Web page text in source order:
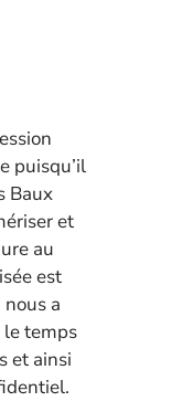
puisqu’il
Baux
et
au
est
a
le temps
et ainsi